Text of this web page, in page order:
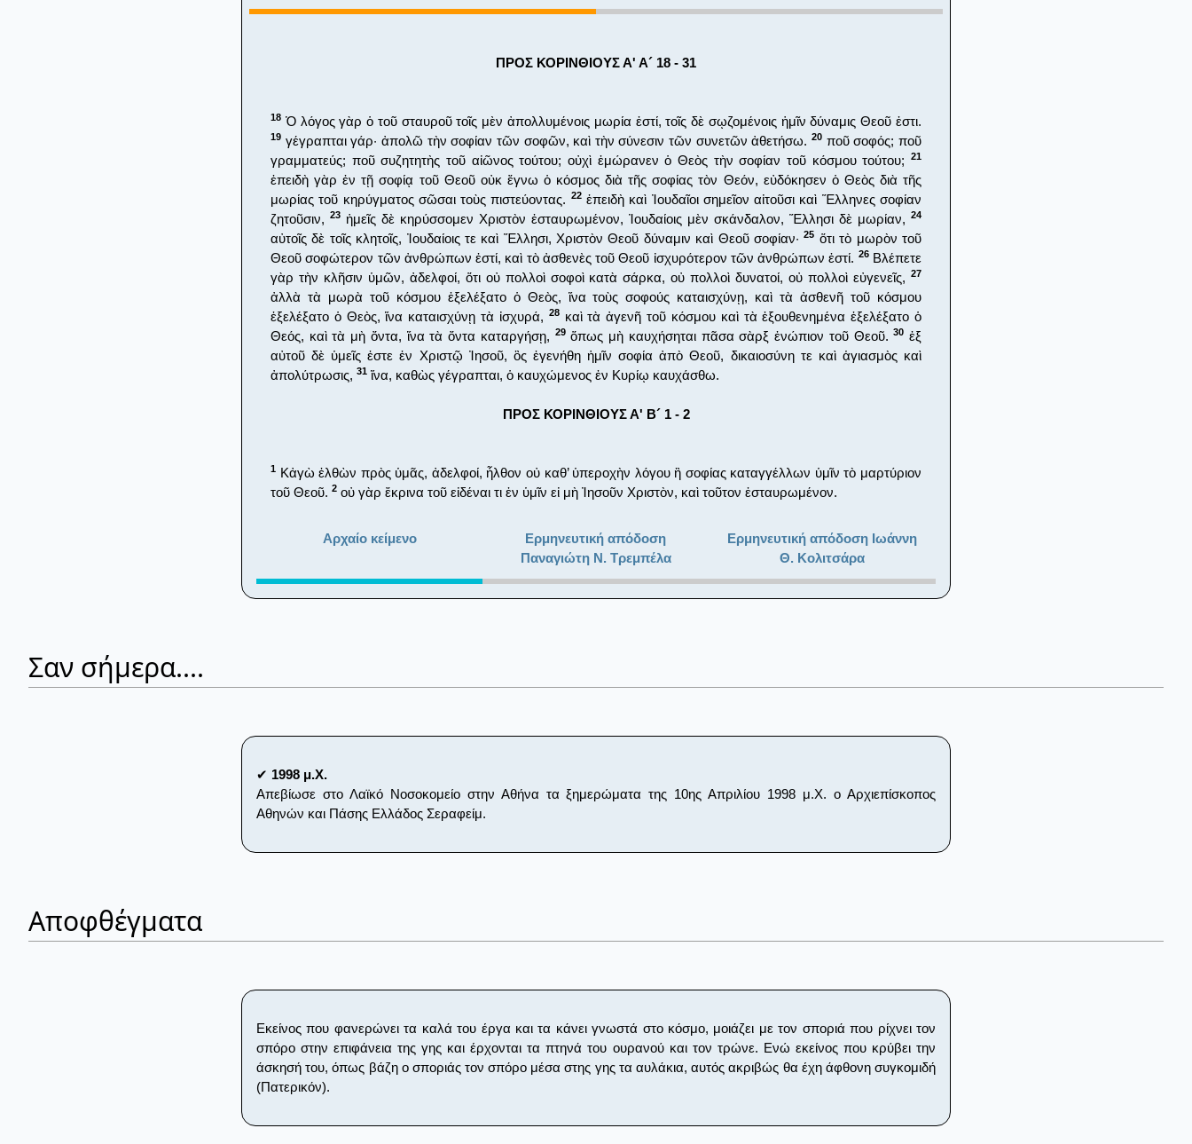
ΠΡΟΣ ΚΟΡΙΝΘΙΟΥΣ Α' Α´ 18 - 31
18 Ὁ λόγος γὰρ ὁ τοῦ σταυροῦ τοῖς μὲν ἀπολλυμένοις μωρία ἐστί, τοῖς δὲ σῳζομένοις ἡμῖν δύναμις Θεοῦ ἐστι.
19 γέγραπται γάρ· ἀπολῶ τὴν σοφίαν τῶν σοφῶν, καὶ τὴν σύνεσιν τῶν συνετῶν ἀθετήσω.20 ποῦ σοφός; ποῦ
γραμματεύς; ποῦ συζητητὴς τοῦ αἰῶνος τούτου; οὐχὶ ἐμώρανεν ὁ Θεὸς τὴν σοφίαν τοῦ κόσμου τούτου;
21
ἐπειδὴ γὰρ ἐν τῇ σοφίᾳ τοῦ Θεοῦ οὐκ ἔγνω ὁ κόσμος διὰ τῆς σοφίας τὸν Θεόν, εὐδόκησεν ὁ Θεὸς διὰ τῆς
μωρίας τοῦ κηρύγματος σῶσαι τοὺς πιστεύοντας. 22ἐπειδὴ καὶ Ἰουδαῖοι σημεῖον αἰτοῦσι καὶ Ἕλληνες σοφίαν
ζητοῦσιν, 23 ἡμεῖς δὲ κηρύσσομεν Χριστὸν ἐσταυρωμένον, Ἰουδαίοις μὲν σκάνδαλον, Ἕλλησι δὲ μωρίαν, 24
αὐτοῖς δὲ τοῖς κλητοῖς, Ἰουδαίοις τε καὶ Ἕλλησι, Χριστὸν Θεοῦ δύναμιν καὶ Θεοῦ σοφίαν·25 ὅτι τὸ μωρὸν τοῦ
Θεοῦ σοφώτερον τῶν ἀνθρώπων ἐστί, καὶ τὸ ἀσθενὲς τοῦ Θεοῦ ἰσχυρότερον τῶν ἀνθρώπων ἐστί. 26Βλέπετε
γὰρ τὴν κλῆσιν ὑμῶν, ἀδελφοί, ὅτι οὐ πολλοὶ σοφοὶ κατὰ σάρκα, οὐ πολλοὶ δυνατοί, οὐ πολλοὶ εὐγενεῖς, 27
ἀλλὰ τὰ μωρὰ τοῦ κόσμου ἐξελέξατο ὁ Θεὸς, ἵνα τοὺς σοφούς καταισχύνῃ, καὶ τὰ ἀσθενῆ τοῦ κόσμου
ἐξελέξατο ὁ Θεὸς, ἵνα καταισχύνῃ τὰ ἰσχυρά, 28καὶ τὰ ἀγενῆ τοῦ κόσμου καὶ τὰ ἐξουθενημένα ἐξελέξατο ὁ
Θεός, καὶ τὰ μὴ ὄντα, ἵνα τὰ ὄντα καταργήσῃ, 29ὅπως μὴ καυχήσηται πᾶσα σὰρξ ἐνώπιον τοῦ Θεοῦ.30 ἐξ
αὐτοῦ δὲ ὑμεῖς ἐστε ἐν Χριστῷ Ἰησοῦ, ὃς ἐγενήθη ἡμῖν σοφία ἀπὸ Θεοῦ, δικαιοσύνη τε καὶ ἁγιασμὸς καὶ
ἀπολύτρωσις, 31 ἵνα, καθὼς γέγραπται, ὁ καυχώμενος ἐν Κυρίῳ καυχάσθω.
ΠΡΟΣ ΚΟΡΙΝΘΙΟΥΣ Α' Β´ 1 - 2
1 Κἀγὼ ἐλθὼν πρὸς ὑμᾶς, ἀδελφοί, ἦλθον οὐ καθ’ ὑπεροχὴν λόγου ἢ σοφίας καταγγέλλων ὑμῖν τὸ μαρτύριον
τοῦ Θεοῦ. 2 οὐ γὰρ ἔκρινα τοῦ εἰδέναι τι ἐν ὑμῖν εἰ μὴ Ἰησοῦν Χριστὸν, καὶ τοῦτον ἐσταυρωμένον.
Αρχαίο κείμενο
Ερμηνευτική απόδοση
Παναγιώτη Ν. Τρεμπέλα
Ερμηνευτική απόδοση Ιωάννη
Θ. Κολιτσάρα
Σαν σήμερα....
✔ 1998 μ.Χ.
Απεβίωσε στο Λαϊκό Νοσοκομείο στην Αθήνα τα ξημερώματα της 10ης Απριλίου 1998 μ.Χ. ο Αρχιεπίσκοπος
Αθηνών και Πάσης Ελλάδος Σεραφείμ.
Αποφθέγματα
Εκείνος που φανερώνει τα καλά του έργα και τα κάνει γνωστά στο κόσμο, μοιάζει με τον σποριά που ρίχνει τον
σπόρο στην επιφάνεια της γης και έρχονται τα πτηνά του ουρανού και τον τρώνε. Ενώ εκείνος που κρύβει την
άσκησή του, όπως βάζη ο σποριάς τον σπόρο μέσα στης γης τα αυλάκια, αυτός ακριβώς θα έχη άφθονη συγκομιδή
(Πατερικόν).